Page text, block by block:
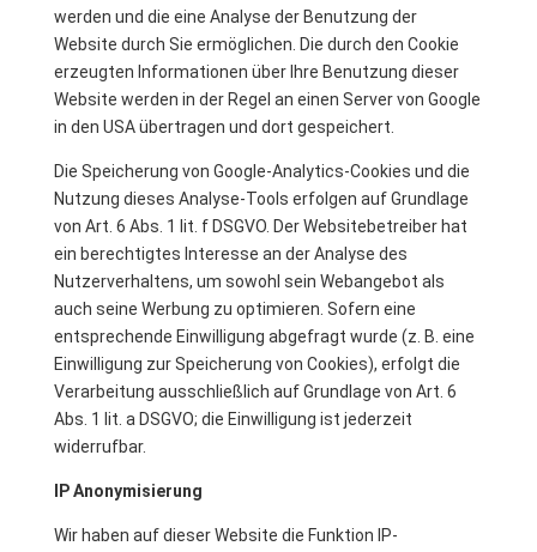
werden und die eine Analyse der Benutzung der
Website durch Sie ermöglichen. Die durch den Cookie
erzeugten Informationen über Ihre Benutzung dieser
Website werden in der Regel an einen Server von Google
in den USA übertragen und dort gespeichert.
Die Speicherung von Google-Analytics-Cookies und die
Nutzung dieses Analyse-Tools erfolgen auf Grundlage
von Art. 6 Abs. 1 lit. f DSGVO. Der Websitebetreiber hat
ein berechtigtes Interesse an der Analyse des
Nutzerverhaltens, um sowohl sein Webangebot als
auch seine Werbung zu optimieren. Sofern eine
entsprechende Einwilligung abgefragt wurde (z. B. eine
Einwilligung zur Speicherung von Cookies), erfolgt die
Verarbeitung ausschließlich auf Grundlage von Art. 6
Abs. 1 lit. a DSGVO; die Einwilligung ist jederzeit
widerrufbar.
IP Anonymisierung
Wir haben auf dieser Website die Funktion IP-